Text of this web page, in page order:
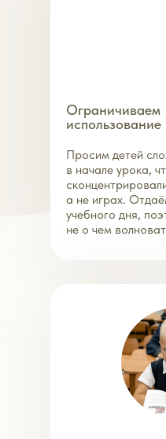
Просим детей
в начале урока,
а не играх.
учебного дня,
не о чем
Ограничиваем